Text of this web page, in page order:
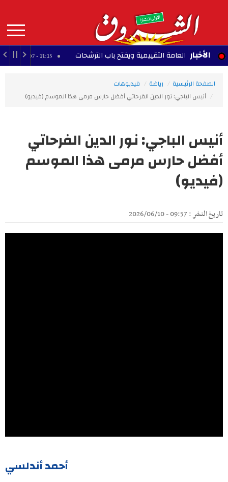
contenu
principal
MAIN
NAVIGATION الأخبار
العامة التقييمية ويفتح باب الترشحات 11:15 - 2026/08/07
الصفحة الرئيسية رياضة
فيديوهات
أنيس الباجي: نور الدين الفرحاتي أفضل حارس مرمى هذا الموسم (فيديو)
أنيس الباجي: نور الدين الفرحاتي
أفضل حارس مرمى هذا الموسم
(فيديو)
تاريخ النشر : 09:57 - 2026/06/10
أحمد أندلسي